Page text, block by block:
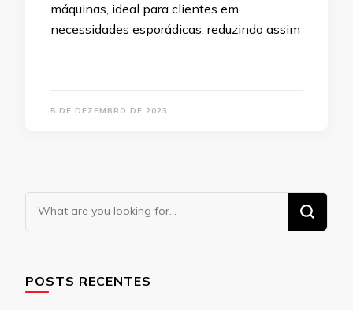
máquinas, ideal para clientes em
necessidades esporádicas, reduzindo assim
…
5 DE DEZEMBRO DE 2023
Looking
for
POSTS RECENTES